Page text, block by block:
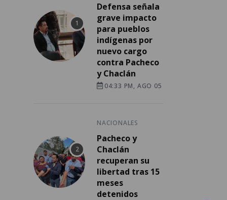
Defensa señala
grave impacto
para pueblos
indígenas por
nuevo cargo
contra Pacheco
y Chaclán
04:33 PM, AGO 05
NACIONALES
Pacheco y
Chaclán
recuperan su
libertad tras 15
meses
detenidos